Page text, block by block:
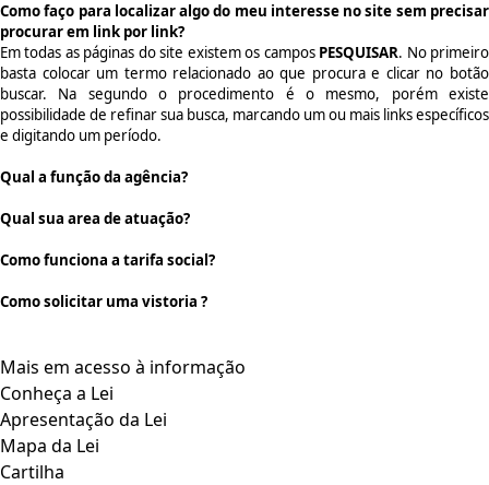
Como faço para localizar algo do meu interesse no site sem precisar
procurar em link por link?
Em todas as páginas do site existem os campos PESQUISAR. No primeiro
basta colocar um termo relacionado ao que procura e clicar no botão
buscar. Na segundo o procedimento é o mesmo, porém existe
possibilidade de refinar sua busca, marcando um ou mais links específicos
e digitando um período.
Qual a função da agência?
Qual sua area de atuação?
Como funciona a tarifa social?
Como solicitar uma vistoria ?
Mais em acesso à informação
Conheça a Lei
Apresentação da Lei
Mapa da Lei
Cartilha